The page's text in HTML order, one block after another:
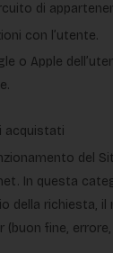
di
con l’utente.
o Apple
acquistati
del
In questa
della
fine,